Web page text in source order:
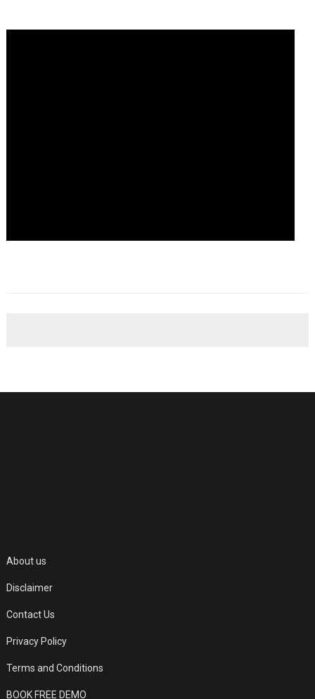
About us
Disclaimer
Contact Us
Privacy Policy
Terms and Conditions
BOOK FREE DEMO